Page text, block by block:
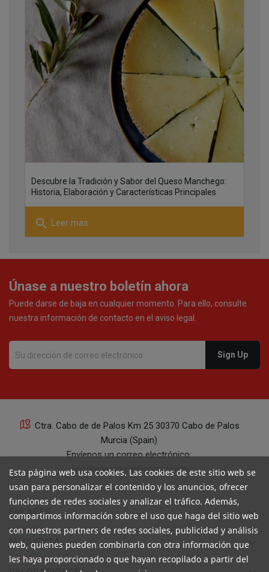
Descubre la Tradición y Sabor del Queso Manchego:
Historia, Elaboración y Características Principales
search Leer mas
Únase a nuestro boletín ahora
Puede darse de baja en cualquier momento. Para ello, consulte
nuestra información de contacto en el aviso legal.
Ctra. Cabo de de Palos Km 25 30370 Cabo de Palos
Murcia (Spain)
Envíenos un correo electrónico:
info@yourspanishcorner.com
+34 647 29 98 21 de 9 a 14:30
ENLACES keyboard_arrow_down
MI CUENTA keyboard_arrow_down
Esta página web usa cookies. Las cookies de este sitio web se
usan para personalizar el contenido y los anuncios, ofrecer
funciones de redes sociales y analizar el tráfico. Además,
compartimos información sobre el uso que haga del sitio web
con nuestros partners de redes sociales, publicidad y análisis
web, quienes pueden combinarla con otra información que
les haya proporcionado o que hayan recopilado a partir del